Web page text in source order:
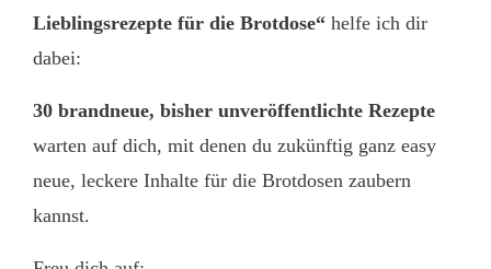
Lieblingsrezepte für die Brotdose“ helfe ich dir
dabei:
30 brandneue, bisher unveröffentlichte Rezepte
warten auf dich, mit denen du zukünftig ganz easy
neue, leckere Inhalte für die Brotdosen zaubern
kannst.